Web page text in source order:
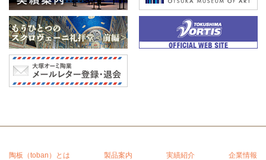
陶板（toban）とは 製品案内 実績紹介 企業情報